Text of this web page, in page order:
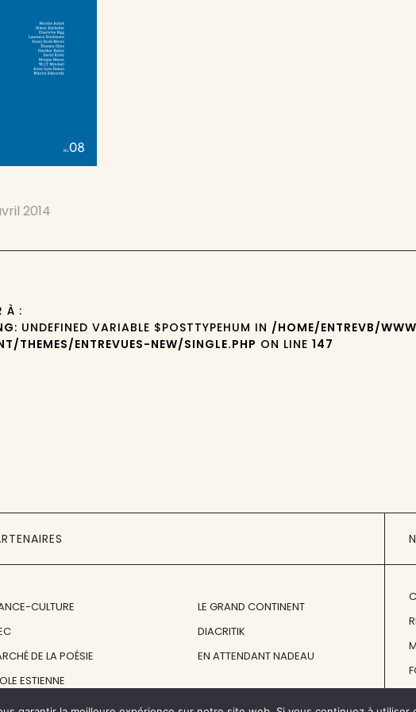
2014
À :
: UNDEFINED VARIABLE $POSTTYPEHUM IN /HOME/ENTREVB/
THEMES/ENTREVUES-NEW/SINGLE.PHP ON LINE147
CULTURE
DE LA POÉSIE
ESTIENNE
LE GRAND CONTINENT
DIACRITIK
EN ATTENDANT NADEAU